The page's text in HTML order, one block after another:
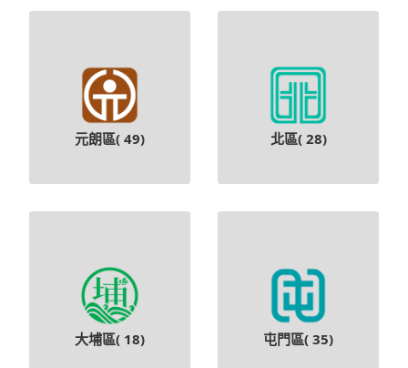
元朗區( 49) 北區( 28)
大埔區( 18) 屯門區( 35)